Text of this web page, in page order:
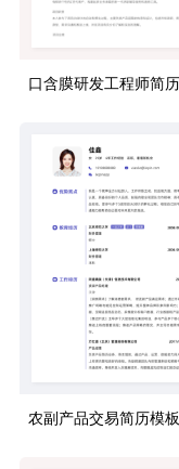
农副产品交易简历模板